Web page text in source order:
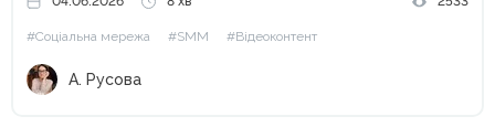
Втім, навіть бездоганний мудборд не допоможе, якщо
щось залишилося...
#Соціальна мережа #SMM #Відеоконтент
А. Русова